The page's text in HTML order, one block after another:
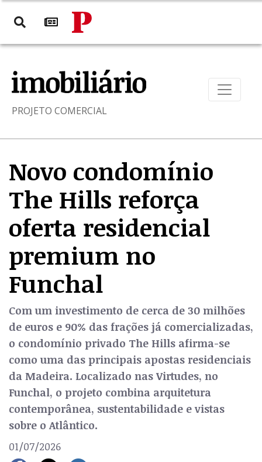
PROJETO COMERCIAL
Novo condomínio
The Hills reforça
oferta residencial
premium no
Funchal
Com um investimento de cerca de 30 milhões
de euros e 90% das frações já comercializadas,
o condomínio privado The Hills afirma-se
como uma das principais apostas residenciais
da Madeira. Localizado nas Virtudes, no
Funchal, o projeto combina arquitetura
contemporânea, sustentabilidade e vistas
sobre o Atlântico.
01/07/2026